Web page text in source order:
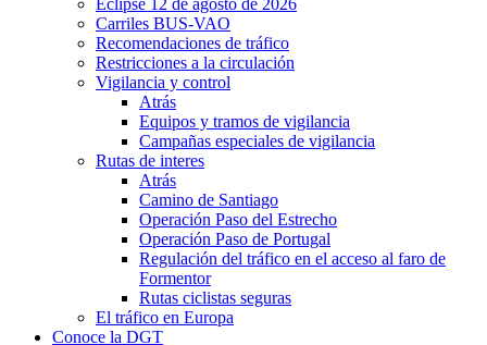
Eclipse 12 de agosto de 2026
Carriles BUS-VAO
Recomendaciones de tráfico
Restricciones a la circulación
Vigilancia y control
Atrás
Equipos y tramos de vigilancia
Campañas especiales de vigilancia
Rutas de interes
Atrás
Camino de Santiago
Operación Paso del Estrecho
Operación Paso de Portugal
Regulación del tráfico en el acceso al faro de
Formentor
Rutas ciclistas seguras
El tráfico en Europa
Conoce la DGT